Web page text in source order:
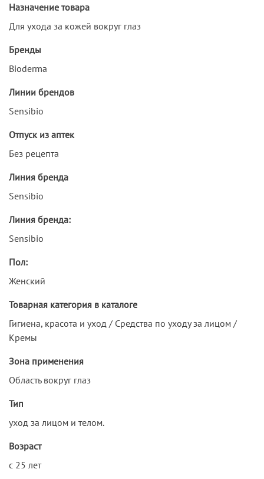
Назначение товара
Для ухода за кожей вокруг глаз
Бренды
Bioderma
Линии брендов
Sensibio
Отпуск из аптек
Без рецепта
Линия бренда
Sensibio
Линия бренда:
Sensibio
Пол:
Женский
Товарная категория в каталоге
Гигиена, красота и уход / Средства по уходу за лицом /
Кремы
Зона применения
Область вокруг глаз
Тип
уход за лицом и телом.
Возраст
с 25 лет